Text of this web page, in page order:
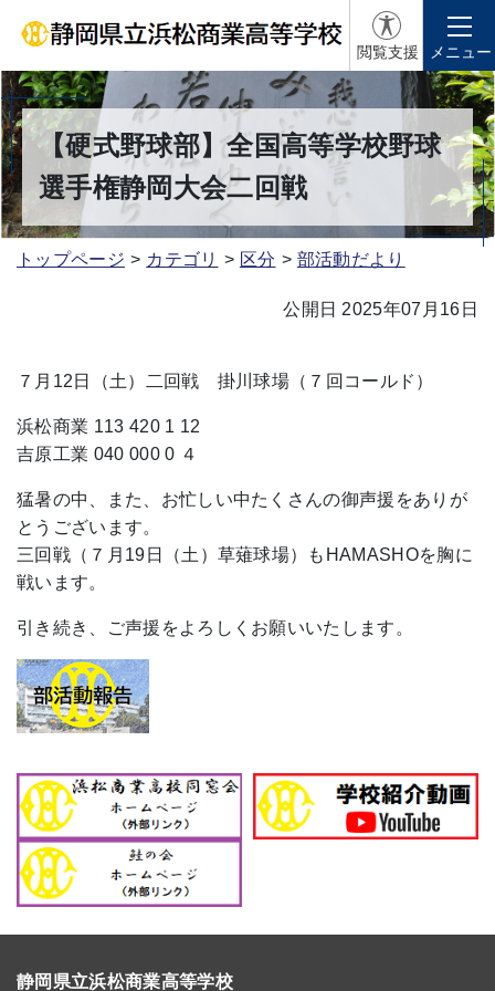
閲覧支援 メニュー
【硬式野球部】全国高等学校野球
選手権静岡大会二回戦
トップページ カテゴリ 区分 部活動だより
公開日 2025年07月16日
７月12日（土）二回戦 掛川球場（７回コールド）
浜松商業 113 420 1 12
吉原工業 040 000 0 ４
猛暑の中、また、お忙しい中たくさんの御声援をありが
とうございます。
三回戦（７月19日（土）草薙球場）もHAMASHOを胸に
戦います。
引き続き、ご声援をよろしくお願いいたします。
静岡県立浜松商業高等学校